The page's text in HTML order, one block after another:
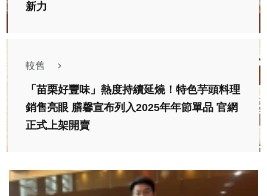
新力
較舊
「苗栗好豐味」熱度持續延燒！特色芋頭料理
銷售亮眼 膳馨宣布列入2025年年節單品 官網
正式上架開賣